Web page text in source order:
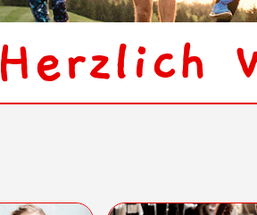
Herzlich